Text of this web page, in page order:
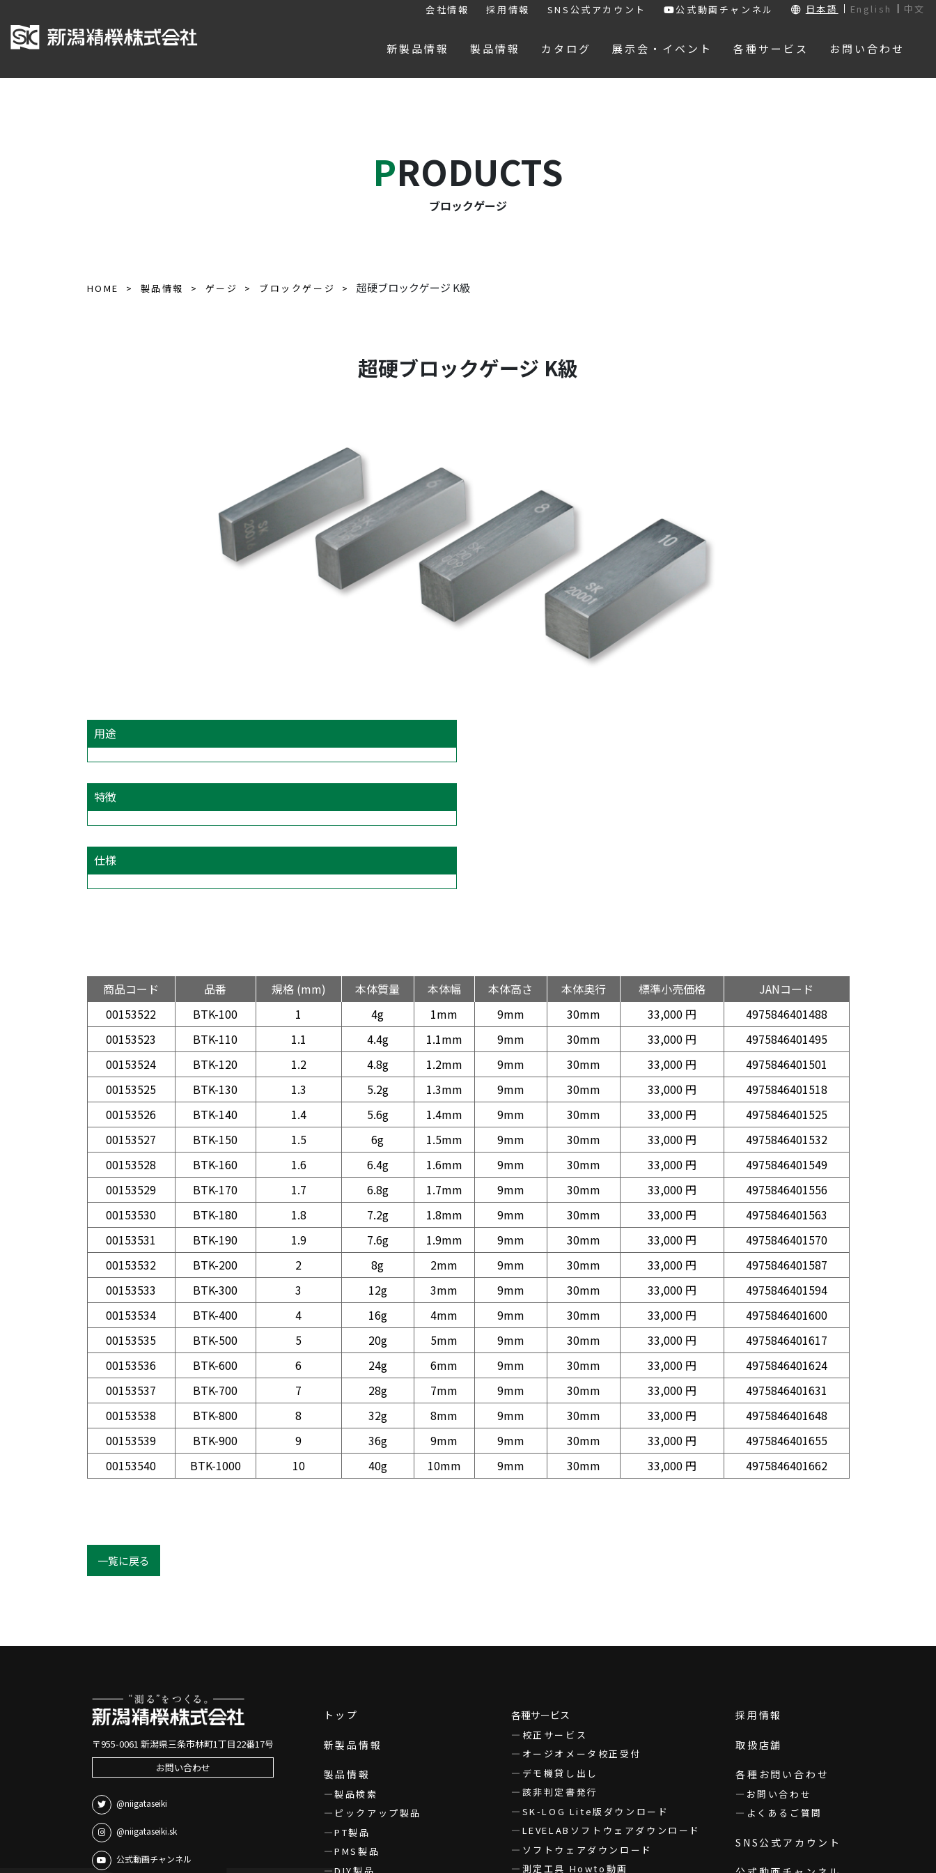
会社情報 採用情報 SNS公式アカウント 公式動画チャンネル 日本語 English 中文
新製品情報 製品情報 カタログ 展示会・イベント 各種サービス お問い合わせ
PRODUCTS
ブロックゲージ
HOME 製品情報 ゲージ ブロックゲージ 超硬ブロックゲージ K級
超硬ブロックゲージ K級
用途
特徴
仕様
商品コード 品番 規格 (mm) 本体質量 本体幅 本体高さ 本体奥行 標準小売価格
JANコード
00153522
BTK-100 1 4g 1mm 9mm 30mm 33,000 円
4975846401488
00153523
BTK-110 1.1 4.4g 1.1mm 9mm 30mm 33,000 円
4975846401495
00153524
BTK-120 1.2 4.8g 1.2mm 9mm 30mm 33,000 円
4975846401501
00153525
BTK-130 1.3 5.2g 1.3mm 9mm 30mm 33,000 円
4975846401518
00153526
BTK-140 1.4 5.6g 1.4mm 9mm 30mm 33,000 円
4975846401525
00153527
BTK-150 1.5 6g 1.5mm 9mm 30mm 33,000 円
4975846401532
00153528
BTK-160 1.6 6.4g 1.6mm 9mm 30mm 33,000 円
4975846401549
00153529
BTK-170 1.7 6.8g 1.7mm 9mm 30mm 33,000 円
4975846401556
00153530
BTK-180 1.8 7.2g 1.8mm 9mm 30mm 33,000 円
4975846401563
00153531
BTK-190 1.9 7.6g 1.9mm 9mm 30mm 33,000 円
4975846401570
00153532
BTK-200 2 8g 2mm 9mm 30mm 33,000 円
4975846401587
00153533
BTK-300 3 12g 3mm 9mm 30mm 33,000 円
4975846401594
00153534
BTK-400 4 16g 4mm 9mm 30mm 33,000 円
4975846401600
00153535
BTK-500 5 20g 5mm 9mm 30mm 33,000 円
4975846401617
00153536
BTK-600 6 24g 6mm 9mm 30mm 33,000 円
4975846401624
00153537
BTK-700 7 28g 7mm 9mm 30mm 33,000 円
4975846401631
00153538
BTK-800 8 32g 8mm 9mm 30mm 33,000 円
4975846401648
00153539
BTK-900 9 36g 9mm 9mm 30mm 33,000 円
4975846401655
00153540
BTK-1000 10 40g 10mm 9mm 30mm 33,000 円 4975846401662
一覧に戻る
〒955-0061 新潟県三条市林町1丁目22番17号
お問い合わせ
@niigataseiki
@niigataseiki.sk
公式動画チャンネル
トップ
新製品情報
製品情報
製品検索
ピックアップ製品
PT製品
PMS製品
DIY製品
各種サービス
校正サービス
オージオメータ校正受付
デモ機貸し出し
該非判定書発行
SK-LOG Lite版ダウンロード
LEVELABソフトウェアダウンロード
ソフトウェアダウンロード
測定工具 Howto動画
採用情報
取扱店舗
各種お問い合わせ
お問い合わせ
よくあるご質問
SNS公式アカウント